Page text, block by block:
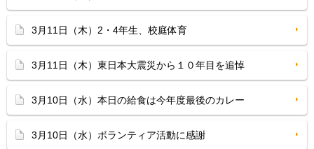
3月11日（木）2・4年生、校庭体育
3月11日（木）東日本大震災から１０年目を追悼
3月10日（水）本日の給食は今年度最後のカレー
3月10日（水）ボランティア活動に感謝